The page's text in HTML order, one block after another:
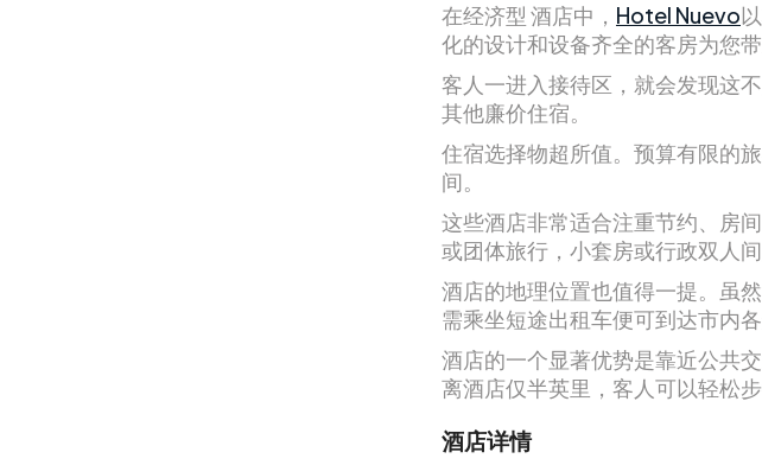
在经济型 酒店中， Hotel Nuevo
化的设计和设备齐全的客房为您带
客人一进入接待区，就会发现这
其他廉价住宿。
住宿选择物超所值。预算有限的
间。
这些酒店非常适合注重节约、房
或团体旅行，小套房或行政双人间
酒店的地理位置也值得一提。虽
需乘坐短途出租车便可到达市内各
酒店的一个显著优势是靠近公共
离酒店仅半英里，客人可以轻松
酒店详情